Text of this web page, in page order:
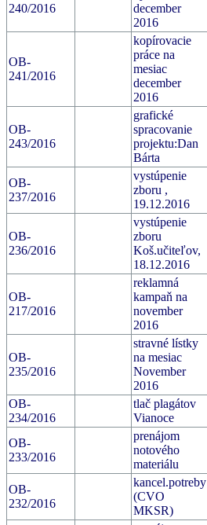
240/2016
december
2016
OB-
241/2016
kopírovacie
práce na
mesiac
december
2016
OB-
243/2016
grafické
spracovanie
projektu:Dan
Bárta
OB-
237/2016
vystúpenie
zboru ,
19.12.2016
OB-
236/2016
vystúpenie
zboru
Koš.učiteľov,
18.12.2016
OB-
217/2016
reklamná
kampaň na
november
2016
OB-
235/2016
stravné lístky
na mesiac
November
2016
OB-
234/2016
tlač plagátov
Vianoce
OB-
233/2016
prenájom
notového
materiálu
OB-
232/2016
kancel.potreby
(CVO
MKSR)